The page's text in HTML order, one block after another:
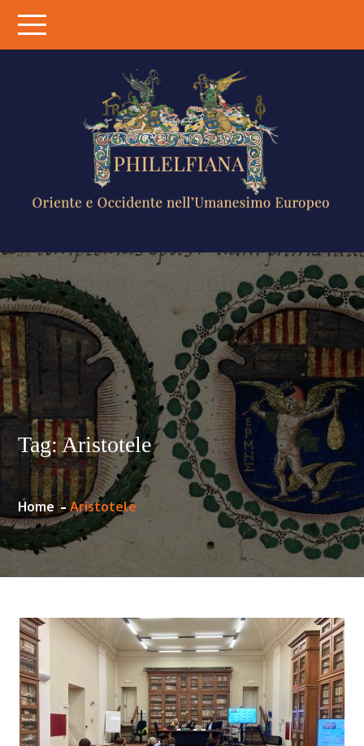
content
OCCIDENTE
NELL'UMANESIMO
EUROPEO
Tag:Aristotele
Home Aristotele